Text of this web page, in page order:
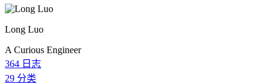
Long Luo
A Curious Engineer
364 日志
29 分类